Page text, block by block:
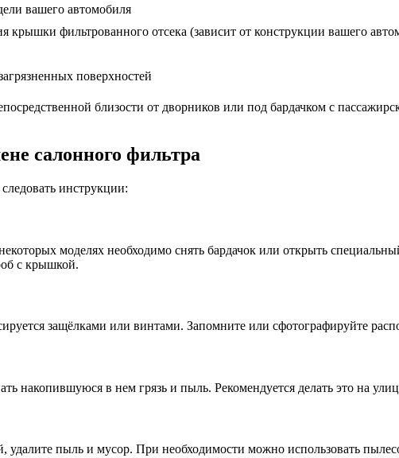
вашего автомобиля
крышки фильтрованного отсека (зависит от конструкции вашего
поверхностей
близости от дворников или под бардачком с
салонного фильтра
инструкции:
моделях необходимо снять бардачок или открыть
с крышкой.
защёлками или винтами. Запомните или сфотографируйте
накопившуюся в нем грязь и пыль. Рекомендуется делать это на
удалите пыль и мусор. При необходимости можно использовать